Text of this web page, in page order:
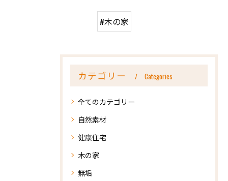
#木の家
カテゴリー Categories
全てのカテゴリー
自然素材
健康住宅
木の家
無垢